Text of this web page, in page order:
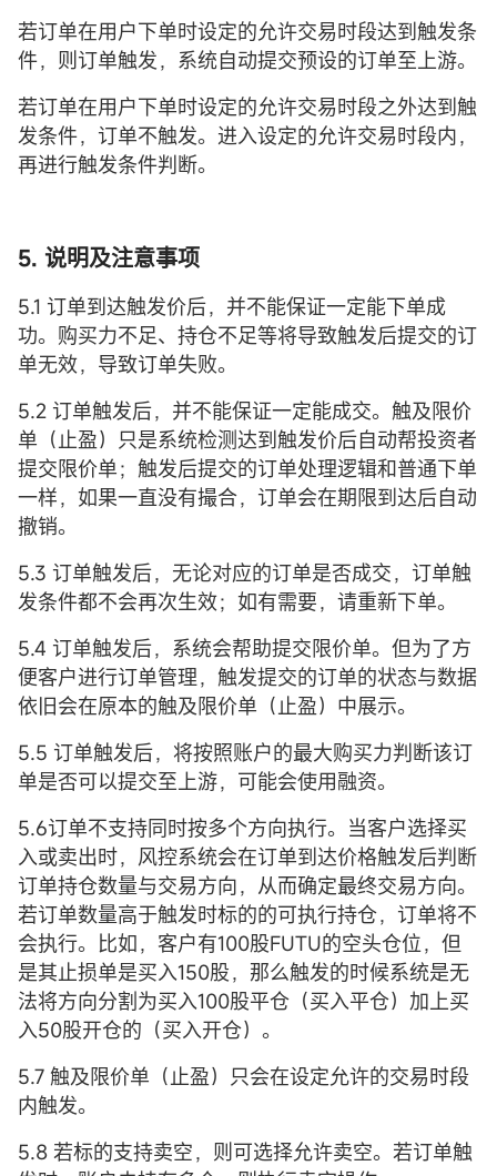
若订单在用户下单时设定的允许交易时段达到触发条
件，则订单触发，系统自动提交预设的订单至上游。
若订单在用户下单时设定的允许交易时段之外达到触
发条件，订单不触发。进入设定的允许交易时段内，
再进行触发条件判断。
5. 说明及注意事项
5.1 订单到达触发价后，并不能保证一定能下单成
功。购买力不足、持仓不足等将导致触发后提交的订
单无效，导致订单失败。
5.2 订单触发后，并不能保证一定能成交。触及限价
单（止盈）只是系统检测达到触发价后自动帮投资者
提交限价单；触发后提交的订单处理逻辑和普通下单
一样，如果一直没有撮合，订单会在期限到达后自动
撤销。
5.3 订单触发后，无论对应的订单是否成交，订单触
发条件都不会再次生效；如有需要，请重新下单。
5.4 订单触发后，系统会帮助提交限价单。但为了方
便客户进行订单管理，触发提交的订单的状态与数据
依旧会在原本的触及限价单（止盈）中展示。
5.5 订单触发后，将按照账户的最大购买力判断该订
单是否可以提交至上游，可能会使用融资。
5.6订单不支持同时按多个方向执行。当客户选择买
入或卖出时，风控系统会在订单到达价格触发后判断
订单持仓数量与交易方向，从而确定最终交易方向。
若订单数量高于触发时标的的可执行持仓，订单将不
会执行。比如，客户有100股FUTU的空头仓位，但
是其止损单是买入150股，那么触发的时候系统是无
法将方向分割为买入100股平仓（买入平仓）加上买
入50股开仓的（买入开仓）。
5.7 触及限价单（止盈）只会在设定允许的交易时段
内触发。
5.8 若标的支持卖空，则可选择允许卖空。若订单触